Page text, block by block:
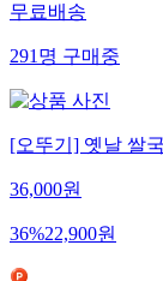
무료배송
291 명 구매중
[오뚜기] 옛날 쌀
36,000원
36%22,900원